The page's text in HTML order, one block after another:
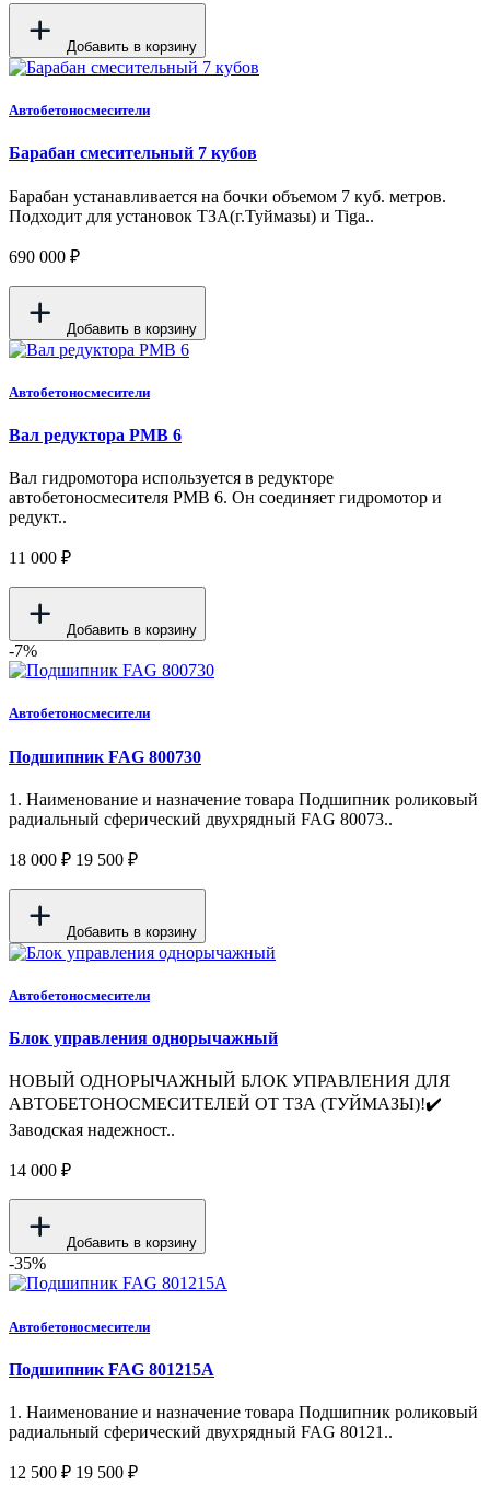
Добавить в корзину
Автобетоносмесители
Барабан смесительный 7 кубов
Барабан устанавливается на бочки объемом 7 куб. метров.
Подходит для установок ТЗА(г.Туймазы) и Tiga..
690 000 ₽
Добавить в корзину
Автобетоносмесители
Вал редуктора PMB 6
Вал гидромотора используется в редукторе
автобетоносмесителя PMB 6. Он соединяет гидромотор и
редукт..
11 000 ₽
Добавить в корзину
-7%
Автобетоносмесители
Подшипник FAG 800730
1. Наименование и назначение товара Подшипник роликовый
радиальный сферический двухрядный FAG 80073..
18 000 ₽ 19 500 ₽
Добавить в корзину
Автобетоносмесители
Блок управления однорычажный
НОВЫЙ ОДНОРЫЧАЖНЫЙ БЛОК УПРАВЛЕНИЯ ДЛЯ
АВТОБЕТОНОСМЕСИТЕЛЕЙ ОТ ТЗА (ТУЙМАЗЫ)!✔️
Заводская надежност..
14 000 ₽
Добавить в корзину
-35%
Автобетоносмесители
Подшипник FAG 801215A
1. Наименование и назначение товара Подшипник роликовый
радиальный сферический двухрядный FAG 80121..
12 500 ₽ 19 500 ₽